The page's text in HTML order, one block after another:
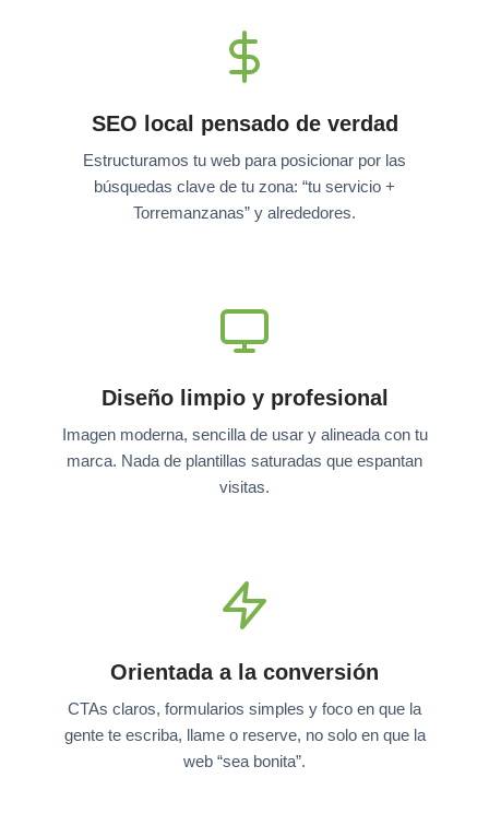
SEO local pensado de verdad
Estructuramos tu web para posicionar por las
búsquedas clave de tu zona: “tu servicio +
Torremanzanas” y alrededores.
Diseño limpio y profesional
Imagen moderna, sencilla de usar y alineada con tu
marca. Nada de plantillas saturadas que espantan
visitas.
Orientada a la conversión
CTAs claros, formularios simples y foco en que la
gente te escriba, llame o reserve, no solo en que la
web “sea bonita”.